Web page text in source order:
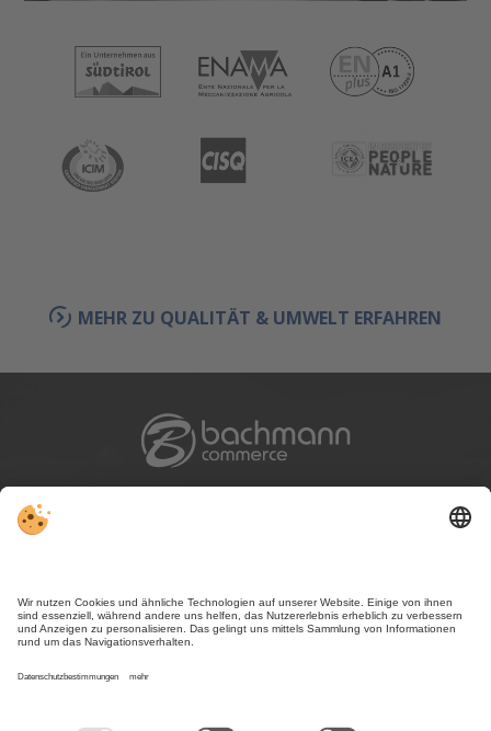
MEHR ZU QUALITÄT & UMWELT ERFAHREN
Verwaltungssitz: Im Steinanger 10 | I-39030 Gsies (BZ)